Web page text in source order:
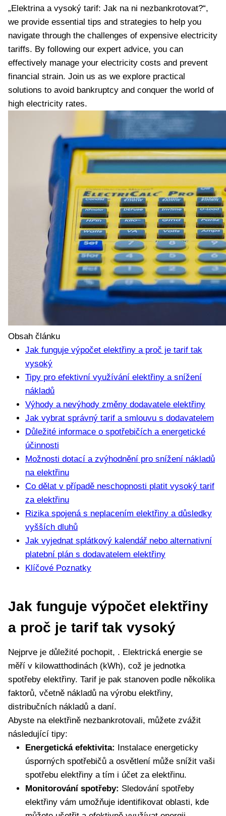
„Elektrina a vysoký tarif: Jak na ni nezbankrotovat?“,
we provide essential tips and strategies to help you
navigate through the challenges of expensive electricity
tariffs. By following our expert advice, you can
effectively manage your electricity costs and prevent
financial strain. Join us as we explore practical
solutions to avoid bankruptcy and conquer the world of
high electricity rates.
Obsah článku
Jak funguje výpočet elektřiny a proč je tarif tak
vysoký
Tipy pro efektivní využívání elektřiny a snížení
nákladů
Výhody a nevýhody změny dodavatele elektřiny
Jak vybrat správný tarif a smlouvu s dodavatelem
Důležité informace o spotřebičích a energetické
účinnosti
Možnosti dotací a zvýhodnění pro snížení nákladů
na elektřinu
Co dělat v případě neschopnosti platit vysoký tarif
za elektřinu
Rizika spojená s neplacením elektřiny a důsledky
vyšších dluhů
Jak vyjednat splátkový kalendář nebo alternativní
platební plán s dodavatelem elektřiny
Klíčové Poznatky
Jak funguje výpočet elektřiny
a proč je tarif tak vysoký
Nejprve je důležité pochopit, . Elektrická energie se
měří v kilowatthodinách (kWh), což je jednotka
spotřeby elektřiny. Tarif je pak stanoven podle několika
faktorů, včetně nákladů na výrobu elektřiny,
distribučních nákladů a daní.
Abyste na elektřině nezbankrotovali, můžete zvážit
následující tipy:
Energetická efektivita: Instalace energeticky
úsporných spotřebičů a osvětlení může snížit vaši
spotřebu elektřiny a tím i účet za elektřinu.
Monitorování spotřeby: Sledování spotřeby
elektřiny vám umožňuje identifikovat oblasti, kde